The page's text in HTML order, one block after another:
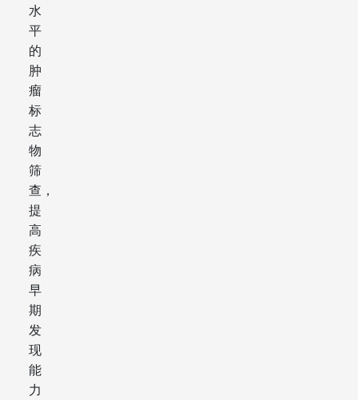
水
平
的
肿
瘤
标
志
物
筛
查，
提
高
疾
病
早
期
发
现
能
力